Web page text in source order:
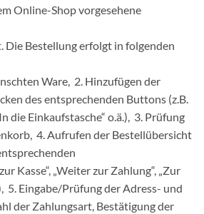
Online-Shop vorgesehene
Die Bestellung erfolgt in folgenden
Ware, 2. Hinzufügen der
des entsprechenden Buttons (z.B.
die Einkaufstasche“ o.ä.), 3. Prüfung
4. Aufrufen der Bestellübersicht
Kasse“, „Weiter zur Zahlung“, „Zur
5. Eingabe/Prüfung der Adress- und
der Zahlungsart, Bestätigung der